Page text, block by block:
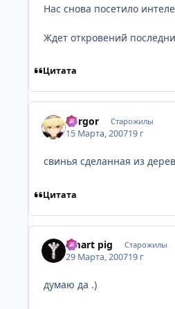
Нас снова посетило
Ждет откровений
Цитата
dorgor Старожилы
15 Марта, 200719 г
свинья сделанная из
Цитата
Smart pig Старожилы
29 Марта, 200719 г
думаю да .)